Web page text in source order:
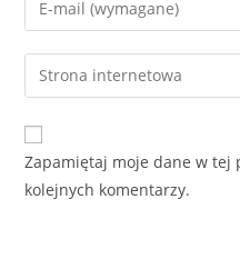
Zapamiętaj moje dane w tej
kolejnych komentarzy.